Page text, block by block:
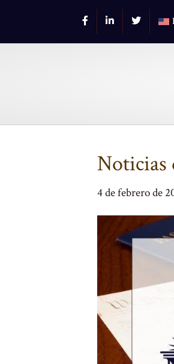
Noticias
4 de febrero de